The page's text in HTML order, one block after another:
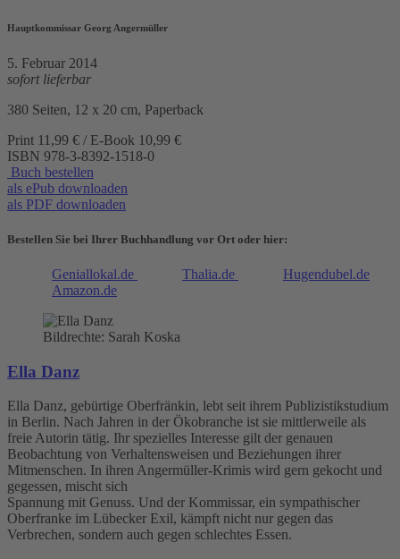
Hauptkommissar Georg Angermüller
5. Februar 2014
sofort lieferbar
380 Seiten, 12 x 20 cm, Paperback
Print 11,99 € / E-Book 10,99 €
ISBN 978-3-8392-1518-0
Buch bestellen
als ePub downloaden
als PDF downloaden
Bestellen Sie bei Ihrer Buchhandlung vor Ort oder hier:
Geniallokal.de Thalia.de
Hugendubel.de
Amazon.de
Bildrechte: Sarah Koska
Ella Danz
Ella Danz, gebürtige Oberfränkin, lebt seit ihrem Publizistikstudium
in Berlin. Nach Jahren in der Ökobranche ist sie mittlerweile als
freie Autorin tätig. Ihr spezielles Interesse gilt der genauen
Beobachtung von Verhaltensweisen und Beziehungen ihrer
Mitmenschen. In ihren Angermüller-Krimis wird gern gekocht und
gegessen, mischt sich
Spannung mit Genuss. Und der Kommissar, ein sympathischer
Oberfranke im Lübecker Exil, kämpft nicht nur gegen das
Verbrechen, sondern auch gegen schlechtes Essen.